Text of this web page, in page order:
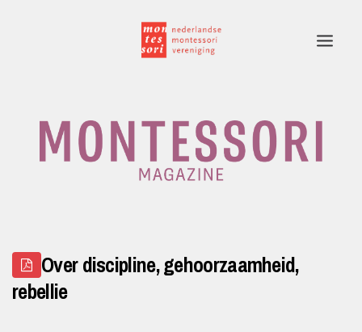
Home
Rubrieken
Montessori.nl
Contact
Over discipline, gehoorzaamheid,
rebellie